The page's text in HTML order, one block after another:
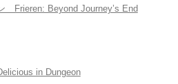
Frieren: Beyond Journey’s End
in Dungeon